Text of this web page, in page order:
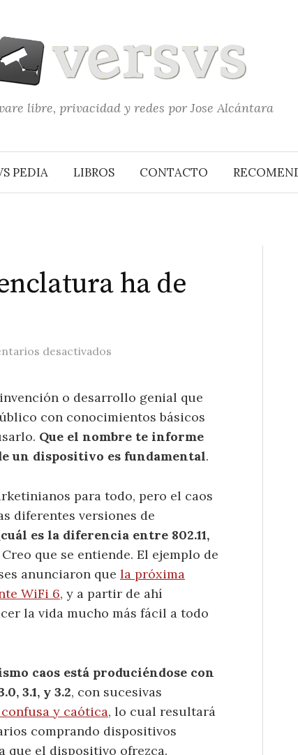
libre, privacidad y redes por Jose Alcántara
PEDIA LIBROS CONTACTO
ha de
desactivados en En tecnología, la
o desarrollo genial que
con conocimientos básicos
Que el nombre te informe
un dispositivo es fundamental.
para todo, pero el caos
diferentes versiones de
es la diferencia entre 802.11,
Creo que se entiende. El ejemplo de
anunciaron que la próxima
WiFi 6, y a partir de ahí
la vida mucho más fácil a todo
caos está produciéndose con
3.1, y 3.2, con sucesivas
y caótica, lo cual resultará
comprando dispositivos
que el dispositivo ofrezca.